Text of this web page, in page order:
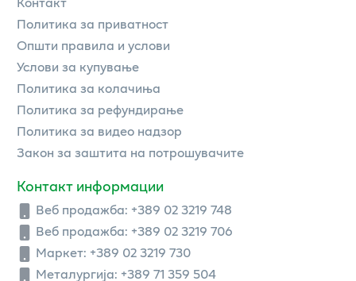
Политика за приватност
Општи правила и услови
Услови за купување
Политика за колачиња
Политика за рефундирање
Политика за видео надзор
Закон за заштита на потрошувачите
Контакт информации
Веб продажба: +389 02 3219 748
Веб продажба: +389 02 3219 706
Маркет: +389 02 3219 730
Металургија: +389 71 359 504